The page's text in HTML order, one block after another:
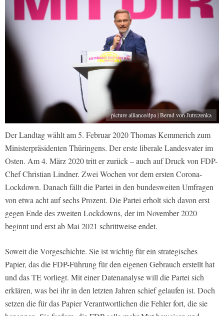
picture alliance/dpa | Bernd von Jutrczenka
Der Landtag wählt am 5. Februar 2020 Thomas Kemmerich zum
Ministerpräsidenten Thüringens. Der erste liberale Landesvater im
Osten. Am 4. März 2020 tritt er zurück – auch auf Druck von FDP-
Chef Christian Lindner. Zwei Wochen vor dem ersten Corona-
Lockdown. Danach fällt die Partei in den bundesweiten Umfragen
von etwa acht auf sechs Prozent. Die Partei erholt sich davon erst
gegen Ende des zweiten Lockdowns, der im November 2020
beginnt und erst ab Mai 2021 schrittweise endet.
Soweit die Vorgeschichte. Sie ist wichtig für ein strategisches
Papier, das die FDP-Führung für den eigenen Gebrauch erstellt hat
und das TE vorliegt. Mit einer Datenanalyse will die Partei sich
erklären, was bei ihr in den letzten Jahren schief gelaufen ist. Doch
setzen die für das Papier Verantwortlichen die Fehler fort, die sie